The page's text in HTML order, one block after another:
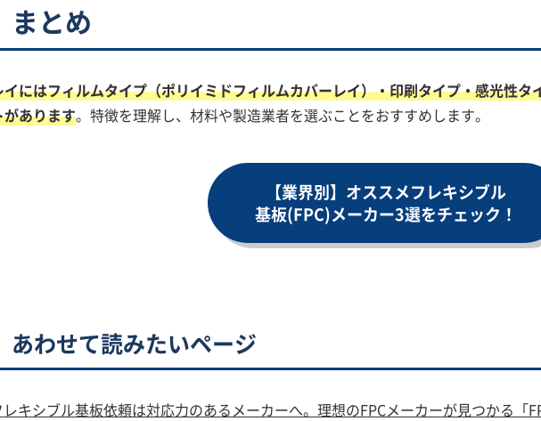
まとめ
にはフィルムタイプ（ポリイミドフィルムカバーレイ）・印刷タイプ・感光性
あります。特徴を理解し、材料や製造業者を選ぶことをおすすめします。
【業界別】オススメフレキシブル
基板(FPC)メーカー3選をチェック！
あわせて読みたいページ
レキシブル基板依頼は対応力のあるメーカーへ。理想のFPCメーカーが見つかる「